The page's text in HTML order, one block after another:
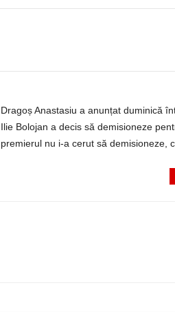
Dragoș Anastasiu a anunțat duminică
Ilie Bolojan a decis să demisioneze
premierul nu i-a cerut să demisioneze,